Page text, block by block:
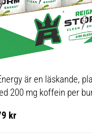
är en läskande,
200 mg koffein per
kr